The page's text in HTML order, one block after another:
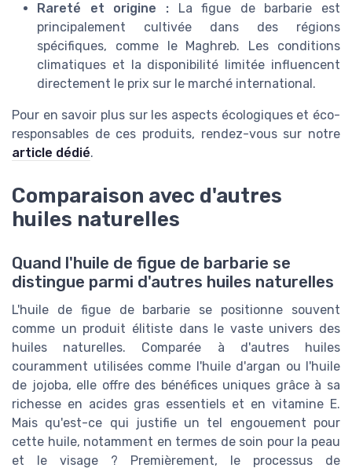
Rareté et origine :La figue de barbarie est
principalement cultivée dans des régions
spécifiques, comme le Maghreb. Les conditions
climatiques et la disponibilité limitée influencent
directement le prix sur le marché international.
Pour en savoir plus sur les aspects écologiques et éco-
responsables de ces produits, rendez-vous sur notre
article dédié.
Comparaison avec d'autres
huiles naturelles
Quand l'huile de figue de barbarie se
distingue parmi d'autres huiles naturelles
L'huile de figue de barbarie se positionne souvent
comme un produit élitiste dans le vaste univers des
huiles naturelles. Comparée à d'autres huiles
couramment utilisées comme l'huile d'argan ou l'huile
de jojoba, elle offre des bénéfices uniques grâce à sa
richesse en acides gras essentiels et en vitamine E.
Mais qu'est-ce qui justifie un tel engouement pour
cette huile, notamment en termes de soin pour la peau
et le visage ? Premièrement, le processus de